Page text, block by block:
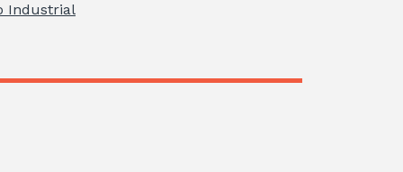
Industrial